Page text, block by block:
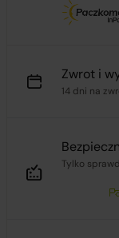
Zwrot i
14 dni na
Tylko